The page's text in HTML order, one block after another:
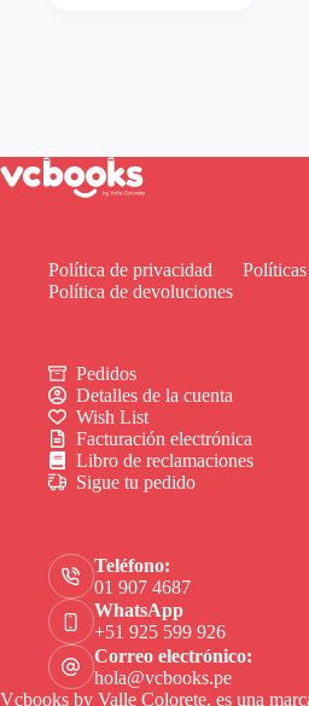
Política de privacidad
Política de devoluciones
Pedidos
Detalles de la cuenta
Wish List
Facturación electrónica
Libro de reclamaciones
Sigue tu pedido
Teléfono:
01 907 4687
WhatsApp
+51 925 599 926
Correo electrónico:
hola@vcbooks.pe
Vcbooks by Valle Colorete, es una